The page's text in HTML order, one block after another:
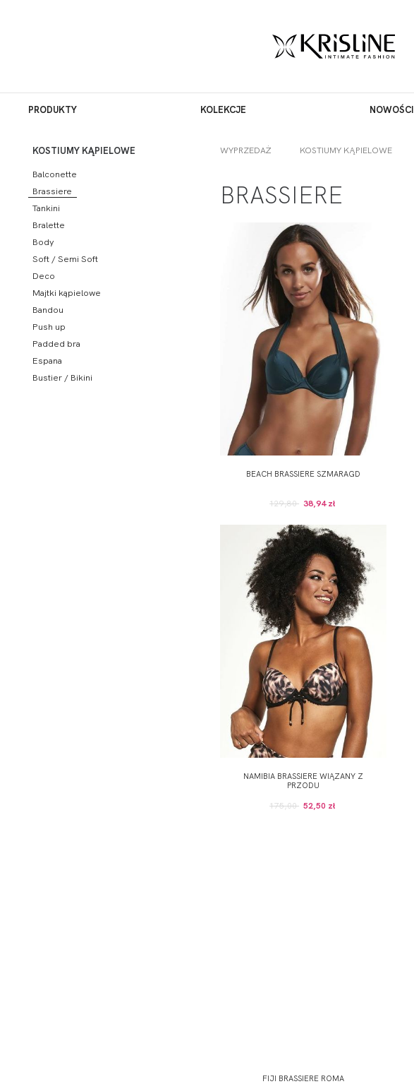
PRODUKTY KOLEKCJE NOWOŚCI
KOSTIUMY KĄPIELOWE
Balconette
Brassiere
Tankini
Bralette
Body
Soft / Semi Soft
Deco
Majtki kąpielowe
Bandou
Push up
Padded bra
Espana
Bustier / Bikini
WYPRZEDAŻ KOSTIUMY KĄPIELOWE
BRASSIERE
BEACH BRASSIERE SZMARAGD
129,80 38,94 zł
NAMIBIA BRASSIERE WIĄZANY Z
PRZODU
175,00 52,50 zł
FIJI BRASSIERE ROMA